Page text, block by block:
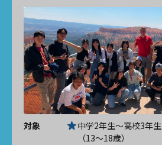
対象
中学2年生～高校3年生
（13～18歳）